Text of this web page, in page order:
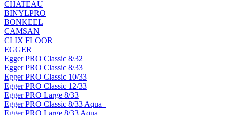
CHATEAU
BINYLPRO
BONKEEL
CAMSAN
CLIX FLOOR
EGGER
Egger PRO Classic 8/32
Egger PRO Classic 8/33
Egger PRO Classic 10/33
Egger PRO Classic 12/33
Egger PRO Large 8/33
Egger PRO Classic 8/33 Aqua+
Egger PRO Large 8/33 Aqua+